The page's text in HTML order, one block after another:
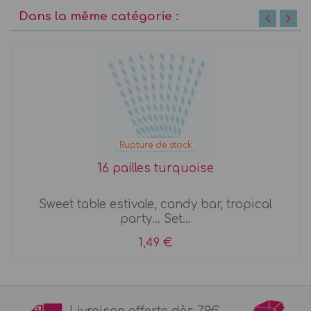
Dans la même catégorie :
Rupture de stock
16 pailles turquoise
Sweet table estivale, candy bar, tropical
party... Set...
1,49 €